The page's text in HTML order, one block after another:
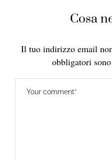
Cosa
Il tuo indirizzo email
obbligatori